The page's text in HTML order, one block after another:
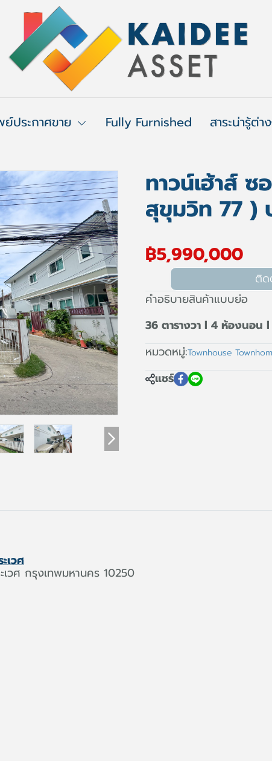
ประกาศขาย Fully Furnished สาระน่ารู้ต่า
ทาวน์เฮ้าส์
สุขุมวิท 77 )
฿5,990,000
ติด
คำอธิบายสินค้าแบบย่อ
36 ตารางวา l 4 ห้องนอน
หมวดหมู่:Townhouse
แชร์
เวศ
วศ กรุงเทพมหานคร 10250